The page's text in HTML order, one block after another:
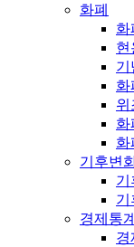
화폐
화
현
기
화
위
화
화
기후변
기
기
경제통계
경